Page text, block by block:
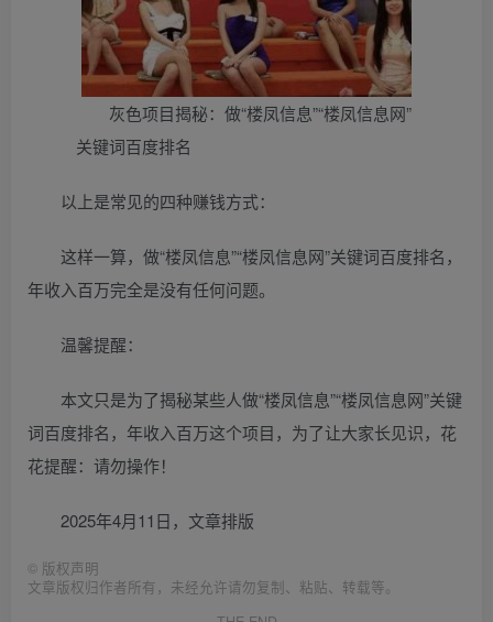
灰色项目揭秘：做“楼凤信息”“楼凤信息网”
关键词百度排名
以上是常见的四种赚钱方式：
这样一算，做“楼凤信息”“楼凤信息网”关键词百度排名，
年收入百万完全是没有任何问题。
温馨提醒：
本文只是为了揭秘某些人做“楼凤信息”“楼凤信息网”关键
词百度排名，年收入百万这个项目，为了让大家长见识，花
花提醒：请勿操作！
2025年4月11日，文章排版
© 版权声明
文章版权归作者所有，未经允许请勿复制、粘贴、转载等。